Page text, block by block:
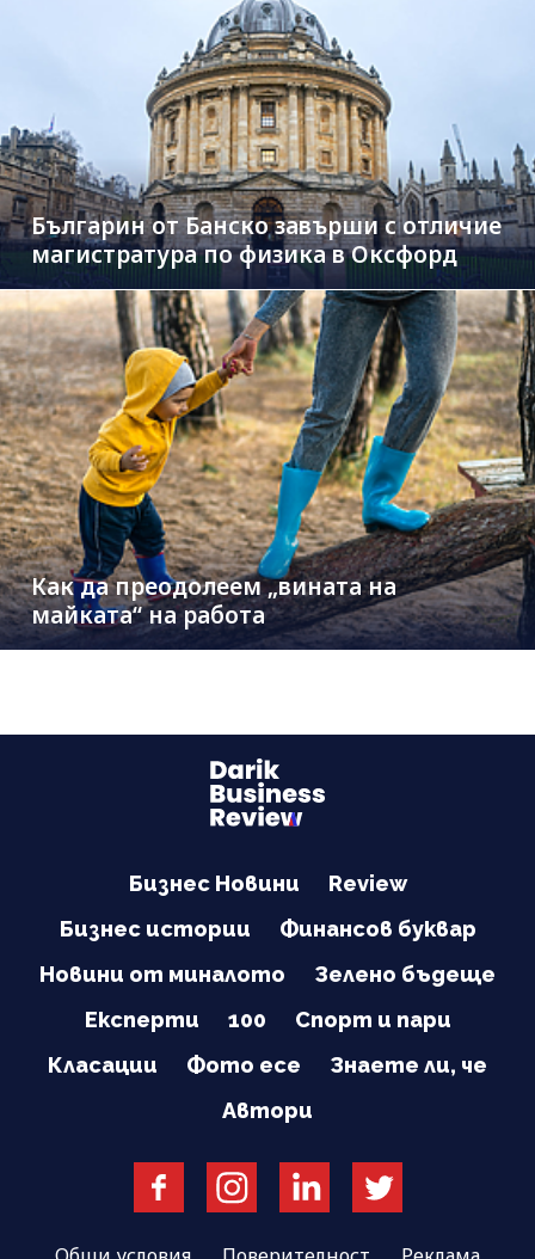
Българин от Банско завърши с отличие
магистратура по физика в Оксфорд
Как да преодолеем „вината на
майката“ на работа
Бизнес Новини
Review
Бизнес истории
Финансов буквар
Новини от миналото
Зелено бъдеще
Експерти
100
Спорт и пари
Класации
Фото есе
Знаете ли, че
Автори